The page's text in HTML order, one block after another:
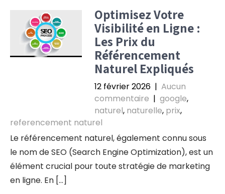
Optimisez Votre
Visibilité en Ligne :
Les Prix du
Référencement
Naturel Expliqués
12 février 2026 | Aucun
commentaire | google,
naturel, naturelle, prix,
referencement naturel
Le référencement naturel, également connu sous
le nom de SEO (Search Engine Optimization), est un
élément crucial pour toute stratégie de marketing
en ligne. En […]